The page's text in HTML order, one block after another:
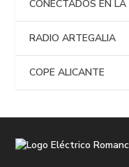
CONECTADOS EN
RADIO ARTEGALIA
COPE ALICANTE